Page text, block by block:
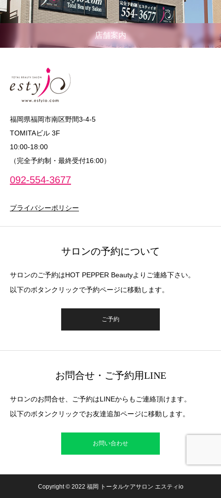
店舗案内
福岡県福岡市南区野間3-4-5
TOMITAビル 3F
10:00‐18:00
（完全予約制・最終受付16:00）
092-554-3677
プライバシーポリシー
サロンの予約について
サロンのご予約はHOT PEPPER Beautyよりご連絡下さい。
以下のボタンクリックで予約ページに移動します。
ご予約
お問合せ・ご予約用LINE
サロンのお問合せ、ご予約はLINEからもご連絡頂けます。
以下のボタンクリックでお友達追加ページに移動します。
お問い合わせ
Copyright © 2022 福岡 トータルケアサロン エスティio